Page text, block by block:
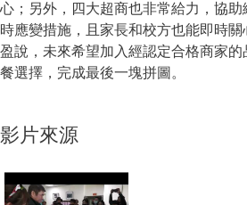
心；另外，四大超商也非常給力，協
時應變措施，且家長和校方也能即時
盈說，未來希望加入經認定合格商家
餐選擇，完成最後一塊拼圖。
影片來源